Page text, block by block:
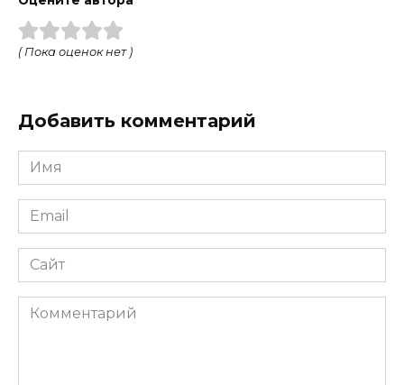
( Пока оценок нет )
Добавить комментарий
Имя
Email
Сайт
Комментарий